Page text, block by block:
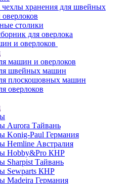
хранения для швейных
столики
для оверлока
и оверлоков
машин и оверлоков
швейных машин
плоскошовных машин
оверлоков
Aurora Тайвань
Konig-Paul Германия
Hemline Австралия
Hobby&Pro КНР
Sharpist Тайвань
Sewparts КНР
Madeira Германия